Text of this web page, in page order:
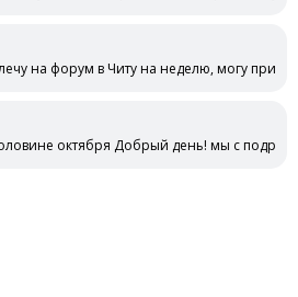
на форум в Читу на неделю, могу
октября Добрый день! мы с